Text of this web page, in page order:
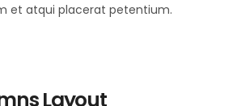
et atqui placerat petentium.
Layout